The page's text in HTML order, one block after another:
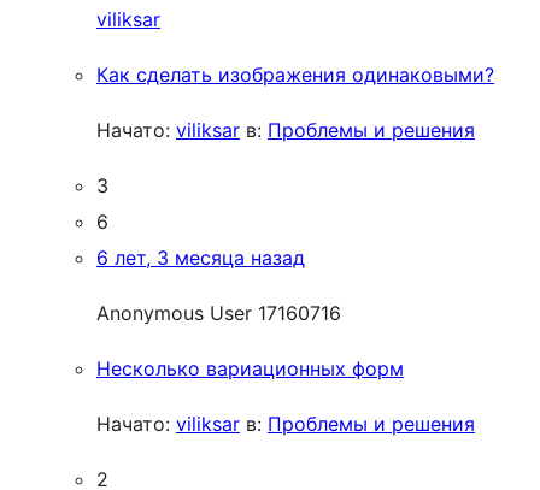
viliksar
Как сделать изображения одинаковыми?
Начато: viliksar в: Проблемы и решения
3
6
6 лет, 3 месяца назад
Anonymous User 17160716
Несколько вариационных форм
Начато: viliksar в: Проблемы и решения
2